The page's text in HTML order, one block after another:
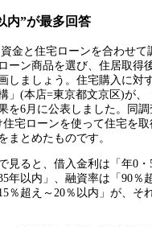
内”が最多回答
金と住宅ローンを合わせて
ーン商品を選び、住居取得
しましょう。住宅購入に対
」(本店=東京都文京区)が、
を6月に公表しました。同調
住宅ローンを使って住宅を
まとめたものです。
見ると、借入金利は「年0・
年以内」、融資率は「90％
％超え～20％以内」が、そ